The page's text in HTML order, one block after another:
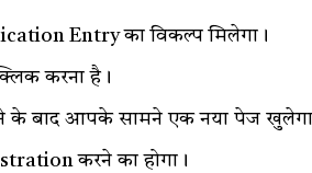
Entry का विकल्प मिलेगा।
करना है।
के बाद आपके सामने एक नया पेज
करने का होगा।